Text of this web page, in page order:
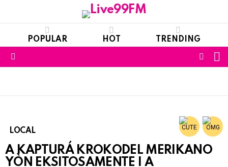
POPULAR HOT TRENDING
LOCAL
A KAPTURÁ KROKODEL MERIKANO
YÒN EKSITOSAMENTE I A